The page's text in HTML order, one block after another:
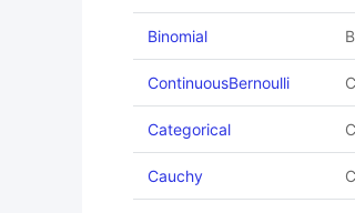
Binomial
ContinuousBernoulli
Categorical
Cauchy